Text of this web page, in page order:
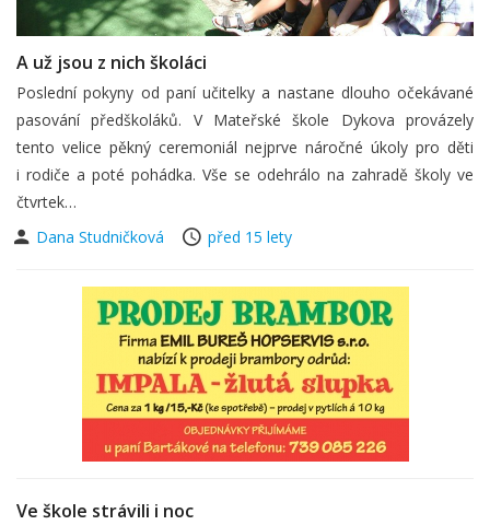
A už jsou z nich školáci
Poslední pokyny od paní učitelky a nastane dlouho očekávané
pasování předškoláků. V Mateřské škole Dykova provázely
tento velice pěkný ceremoniál nejprve náročné úkoly pro děti
i rodiče a poté pohádka. Vše se odehrálo na zahradě školy ve
čtvrtek…
Dana Studničková
před 15 lety
Ve škole strávili i noc